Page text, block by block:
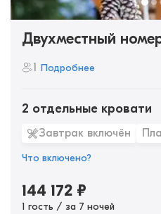
Двухместный
1 Подробнее
2 отдельные кровати
Завтрак включён
Что включено?
144 172 ₽
1 гость / за 7 ночей